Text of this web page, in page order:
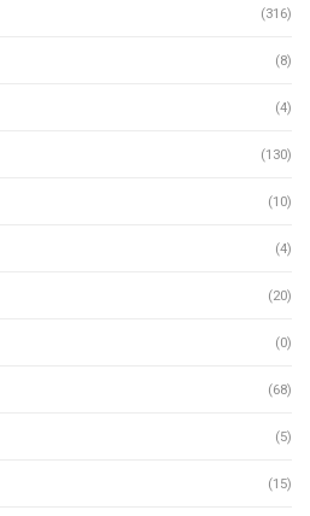
(316)
(8)
(4)
(130)
(10)
(4)
(20)
(0)
(68)
(5)
(15)